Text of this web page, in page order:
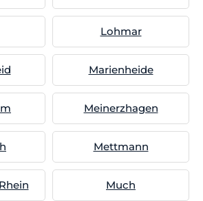
Lohmar
Marienheide
Meinerzhagen
Mettmann
Much